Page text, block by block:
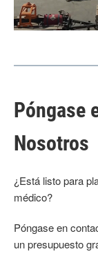
Póngase
Nosotros
¿Está listo para
médico?
Póngase en
un presupuesto